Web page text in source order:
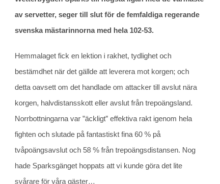
av servetter, seger till slut för de femfaldiga regerande
svenska mästarinnorna med hela 102-53.
Hemmalaget fick en lektion i rakhet, tydlighet och
bestämdhet när det gällde att leverera mot korgen; och
detta oavsett om det handlade om attacker till avslut nära
korgen, halvdistansskott eller avslut från trepoängsland.
Norrbottningarna var ”äckligt” effektiva rakt igenom hela
fighten och slutade på fantastiskt fina 60 % på
tvåpoängsavslut och 58 % från trepoängsdistansen. Nog
hade Sparksgänget hoppats att vi kunde göra det lite
svårare för våra gäster…